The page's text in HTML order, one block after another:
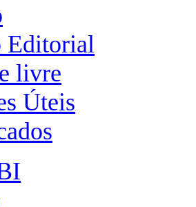
Editorial
livre
Úteis